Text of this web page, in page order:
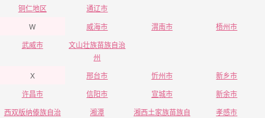
铜仁地区
通辽市
W
威海市 渭南市
梧州市
武威市
文山壮族苗族自治
州
X
邢台市 忻州市
新乡市
许昌市
信阳市 宣城市
新余市
西双版纳傣族自治
湘潭
湘西土家族苗族自
孝感市